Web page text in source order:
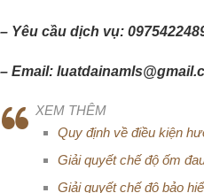
– Yêu cầu dịch vụ:
– Email:
XEM THÊM
Quy định về điều kiện
Giải quyết chế độ ốm
Giải quyết chế độ bảo